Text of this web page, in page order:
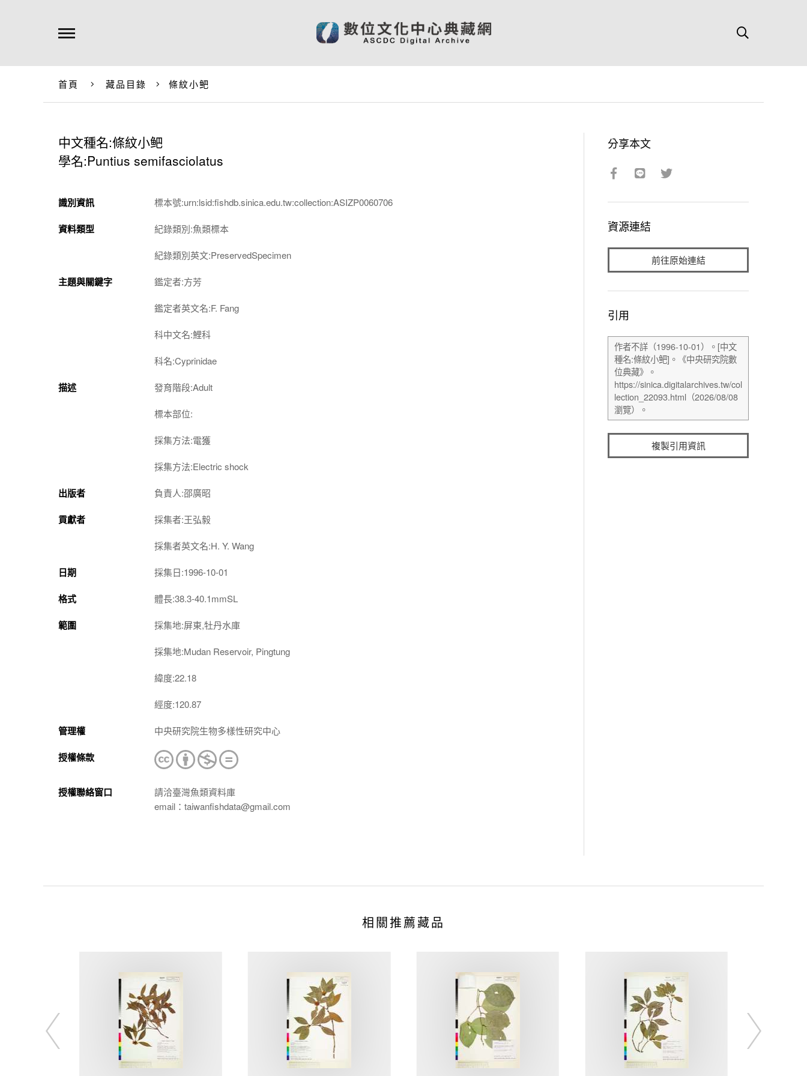
首頁 藏品目錄 條紋小鲃
中文種名:條紋小鲃
學名:Puntius semifasciolatus
識別資訊 標本號:urn:lsid:fishdb.sinica.edu.tw:collection:ASIZP0060706
資料類型 紀錄類別:魚類標本
紀錄類別英文:PreservedSpecimen
主題與關鍵字 鑑定者:方芳
鑑定者英文名:F. Fang
科中文名:鯉科
科名:Cyprinidae
描述 發育階段:Adult
標本部位:
採集方法:電獲
採集方法:Electric shock
出版者 負責人:邵廣昭
貢獻者 採集者:王弘毅
採集者英文名:H. Y. Wang
日期 採集日:1996-10-01
格式 體長:38.3-40.1mmSL
範圍 採集地:屏東,牡丹水庫
採集地:Mudan Reservoir, Pingtung
緯度:22.18
經度:120.87
管理權 中央研究院生物多樣性研究中心
授權條款
授權聯絡窗口
請洽臺灣魚類資料庫
email：taiwanfishdata@gmail.com
分享本文
資源連結
前往原始連結
引用
複製引用資訊
相關推薦藏品